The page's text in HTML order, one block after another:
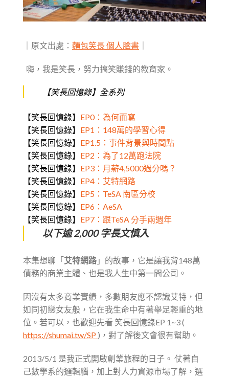
｜原文出處： 麵包笑長 個人臉書
嗨，我是笑長，努力搞笑賺錢的教育家。
【笑長回憶錄】全系列
【笑長回憶錄】 EP0：為何而寫
【笑長回憶錄】 EP1：148萬的學習心得
【笑長回憶錄】 EP1.5：事件背景與時間點
【笑長回憶錄】 EP2：為了12萬跑法院
【笑長回憶錄】 EP3：月薪4,5000過分嗎？
【笑長回憶錄】 EP4：艾特網路
【笑長回憶錄】 EP5：TeSA 南區分校
【笑長回憶錄】 EP6：AeSA
【笑長回憶錄】 EP7：跟TeSA 分手兩週年
以下逾 2,000 字長文慎入
本集想聊「 艾特網路 」的故事，它是讓我背148萬
債務的商業主體、也是我人生中第一間公司。
因沒有太多商業實績，多數朋友應不認識艾特，但
如同初戀女友般，它在我生命中有著舉足輕重的地
位。若可以，也歡迎先看 笑長回憶錄EP 1~3 (
https://shumai.tw/SP )，對了解後文會很有幫助。
2013/5/1 是我正式開啟創業旅程的日子。 仗著自
己數學系的邏輯腦，加上對人力資源市場了解，選